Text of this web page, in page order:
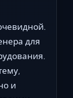
для
и